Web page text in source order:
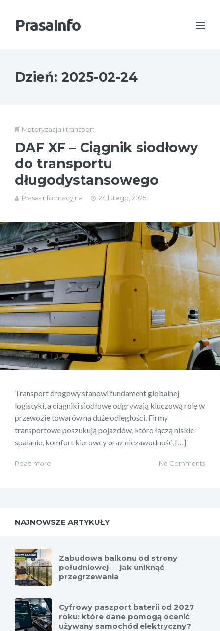
PrasaInfo
Dzień: 2025-02-24
Motoryzacja i transport
DAF XF – Ciągnik siodłowy
do transportu
długodystansowego
Prasa-informacyjna 24 lutego, 2025
Transport drogowy stanowi fundament globalnej
logistyki, a ciągniki siodłowe odgrywają kluczową rolę w
przewozie towarów na duże odległości. Firmy
transportowe poszukują pojazdów, które łączą niskie
spalanie, komfort kierowcy oraz niezawodność, […]
Read more No Comments
NAJNOWSZE ARTYKUŁY
Zabudowa balkonu od strony
południowej — jak uniknąć
przegrzewania
Cyfrowy paszport baterii od 2027
roku: które dane pomogą ocenić
używany samochód elektryczny?